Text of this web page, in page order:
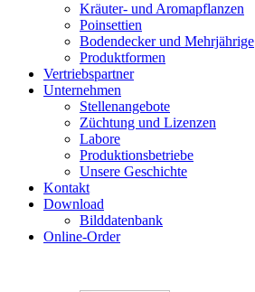
Kräuter- und Aromapflanzen
Poinsettien
Bodendecker und Mehrjährige
Produktformen
Vertriebspartner
Unternehmen
Stellenangebote
Züchtung und Lizenzen
Labore
Produktionsbetriebe
Unsere Geschichte
Kontakt
Download
Bilddatenbank
Online-Order